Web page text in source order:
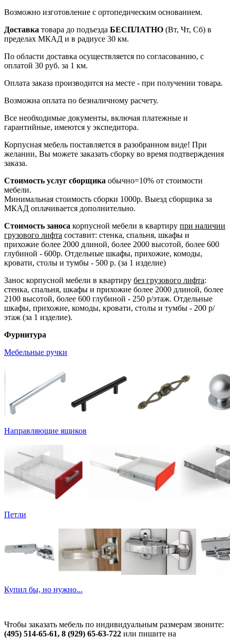
Возможно изготовление с ортопедическим основанием.
Доставка товара до подъезда БЕСПЛАТНО (Вт, Чт, Сб) в
пределах МКАД и в радиусе 30 км.
По области доставка осуществляется по согласованию, с
оплатой 30 руб. за 1 км.
Оплата заказа производится на месте - при получении товара.
Возможна оплата по безналичному расчету.
Все необходимые документы, включая платежные и
гарантийные, имеются у экспедитора.
Корпусная мебель поставляется в разобранном виде! При
желании, Вы можете заказать сборку во время подтверждения
заказа.
Стоимость услуг сборщика обычно=10% от стоимости
мебели.
Минимальная стоимость сборки 1000р. Выезд сборщика за
МКАД оплачивается дополнительно.
Стоимость заноса корпусной мебели в квартиру при наличии
грузового лифта составит: стенка, спальня, шкафы и
прихожие более 2000 длиной, более 2000 высотой, более 600
глубиной - 600р. Отдельные шкафы, прихожие, комоды,
кровати, столы и тумбы - 500 р. (за 1 изделие)
Занос корпусной мебели в квартиру без грузового лифта:
стенка, спальня, шкафы и прихожие более 2000 длиной, более
2100 высотой, более 600 глубиной - 250 р/этаж. Отдельные
шкафы, прихожие, комоды, кровати, столы и тумбы - 200 р/
этаж (за 1 изделие).
Фурнитура
Мебельные ручки
Направляющие ящиков
Петли
Купил бы, но нужно...
Чтобы заказать мебель по индивидуальным размерам звоните:
(495) 514-65-61, 8 (929) 65-63-722 или пишите на